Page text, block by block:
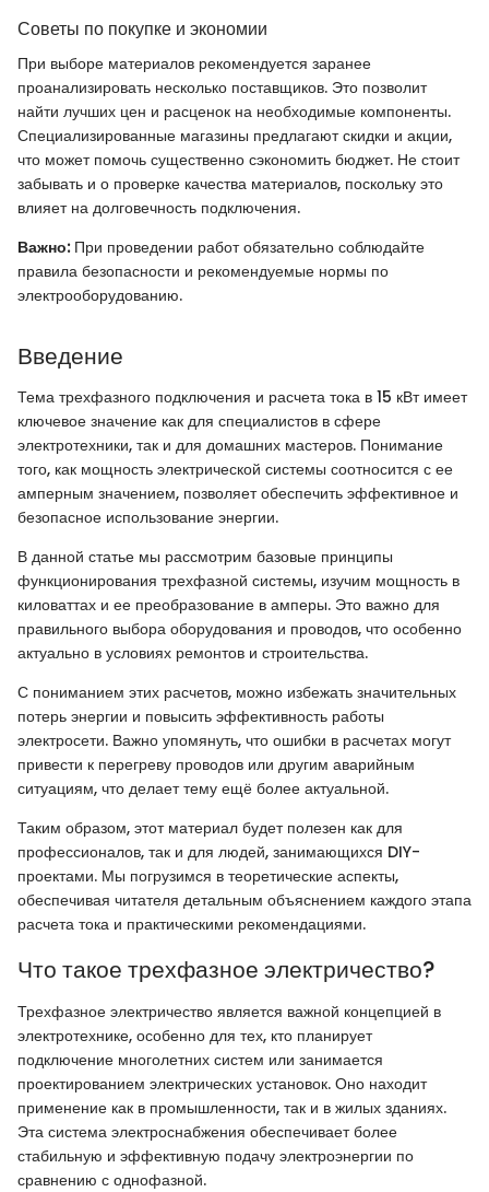
Советы по покупке и экономии
При выборе материалов рекомендуется заранее
проанализировать несколько поставщиков. Это позволит
найти лучших цен и расценок на необходимые компоненты.
Специализированные магазины предлагают скидки и акции,
что может помочь существенно сэкономить бюджет. Не стоит
забывать и о проверке качества материалов, поскольку это
влияет на долговечность подключения.
Важно:При проведении работ обязательно соблюдайте
правила безопасности и рекомендуемые нормы по
электрооборудованию.
Введение
Тема трехфазного подключения и расчета тока в 15 кВт имеет
ключевое значение как для специалистов в сфере
электротехники, так и для домашних мастеров. Понимание
того, как мощность электрической системы соотносится с ее
амперным значением, позволяет обеспечить эффективное и
безопасное использование энергии.
В данной статье мы рассмотрим базовые принципы
функционирования трехфазной системы, изучим мощность в
киловаттах и ее преобразование в амперы. Это важно для
правильного выбора оборудования и проводов, что особенно
актуально в условиях ремонтов и строительства.
С пониманием этих расчетов, можно избежать значительных
потерь энергии и повысить эффективность работы
электросети. Важно упомянуть, что ошибки в расчетах могут
привести к перегреву проводов или другим аварийным
ситуациям, что делает тему ещё более актуальной.
Таким образом, этот материал будет полезен как для
профессионалов, так и для людей, занимающихся DIY-
проектами. Мы погрузимся в теоретические аспекты,
обеспечивая читателя детальным объяснением каждого этапа
расчета тока и практическими рекомендациями.
Что такое трехфазное электричество?
Трехфазное электричество является важной концепцией в
электротехнике, особенно для тех, кто планирует
подключение многолетних систем или занимается
проектированием электрических установок. Оно находит
применение как в промышленности, так и в жилых зданиях.
Эта система электроснабжения обеспечивает более
стабильную и эффективную подачу электроэнергии по
сравнению с однофазной.